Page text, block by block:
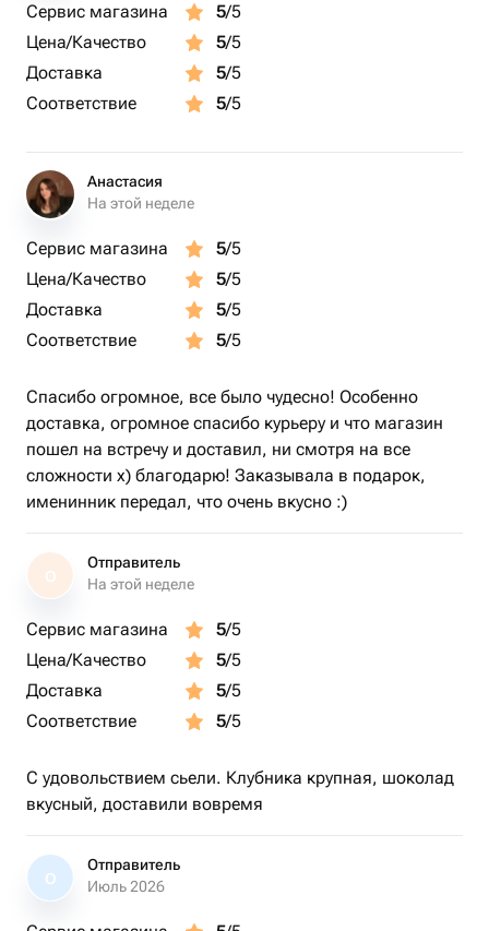
ореховый акцент.
✔ Роскошная подача – деревянная коробка-звезда
станет стильным украшением стола и
запоминающимся подарком.
✔ Идеально для любого повода – романтический
вечер, праздничный стол, корпоративный презент или
Подарите себе или близким кусочек гастрономической
магии – Cherry star превратит любой момент в
праздник! 🍒🌟
Подарок любимой девушке, маме, друзьям на день
Сервис магазина 5/5
Цена/Качество
5/5
Доставка
5/5
Соответствие
5/5
Анастасия
На этой неделе
Сервис магазина 5/5
Цена/Качество
5/5
Доставка
5/5
Соответствие
5/5
Спасибо огромное, все было чудесно! Особенно
доставка, огромное спасибо курьеру и что магазин
пошел на встречу и доставил, ни смотря на все
сложности х) благодарю! Заказывала в подарок,
именинник передал, что очень вкусно :)
О
Отправитель
На этой неделе
Сервис магазина 5/5
Цена/Качество
5/5
Доставка
5/5
Соответствие
5/5
С удовольствием сьели. Клубника крупная, шоколад
вкусный, доставили вовремя
О
Отправитель
Июль 2026